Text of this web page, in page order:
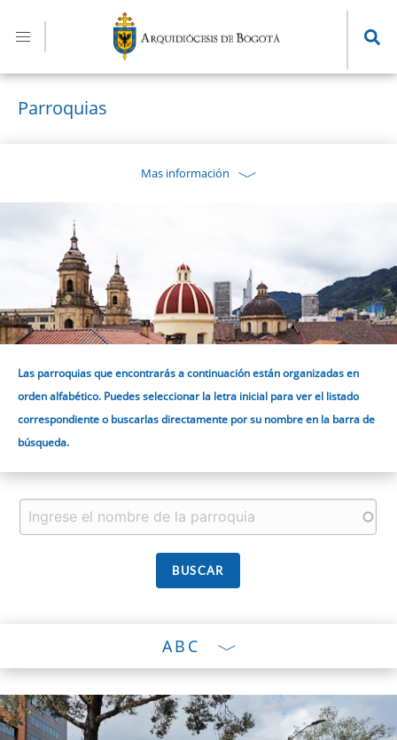
contenido
principal
Parroquias
Mas información
Las parroquias que encontrarás a continuación están organizadas en
orden alfabético. Puedes seleccionar la letra inicial para ver el listado
correspondiente o buscarlas directamente por su nombre en la barra de
búsqueda.
ABC